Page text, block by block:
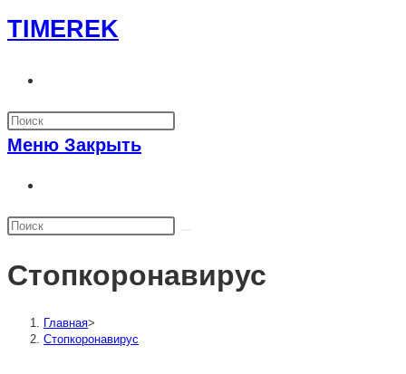
Перейти
к
TIMEREK
по
веб-
Меню Закрыть
по
сайту
Стопкоронавирус
Главная>
Стопкоронавирус